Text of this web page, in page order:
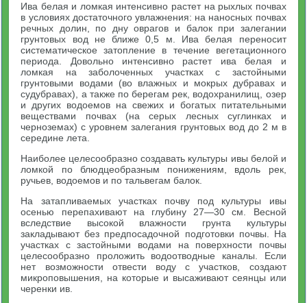
Ива белая и ломкая интенсивно растет на рыхлых почвах
в условиях достаточного увлажнения: на наносных почвах
речных долин, по дну оврагов и балок при залегании
грунтовых вод не ближе 0,5 м. Ива белая переносит
систематическое затопление в течение вегетационного
периода. Довольно интенсивно растет ива белая и
ломкая на заболоченных участках с застойными
грунтовыми водами (во влажных и мокрых дубравах и
судубравах), а также по берегам рек, водохранилищ, озер
и других водоемов на свежих и богатых питательными
веществами почвах (на серых лесных суглинках и
черноземах) с уровнем залегания грунтовых вод до 2 м в
середине лета.
Наиболее целесообразно создавать культуры ивы белой и
ломкой по блюдцеобразным понижениям, вдоль рек,
ручьев, водоемов и по тальвегам балок.
На затапливаемых участках почву под культуры ивы
осенью перепахивают на глубину 27—30 см. Весной
вследствие высокой влажности грунта культуры
закладывают без предпосадочной подготовки почвы. На
участках с застойными водами на поверхности почвы
целесообразно проложить водоотводные каналы. Если
нет возможности отвести воду с участков, создают
микроповышения, на которые и высаживают сеянцы или
черенки ив.